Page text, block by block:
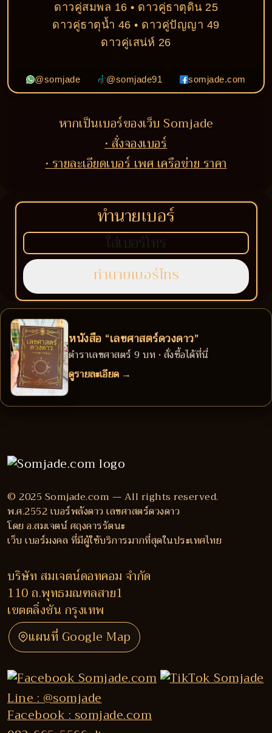
ดาวคู่สมพล 16 • ดาวคู่ธาตุดิน 25
ดาวคู่ธาตุน้ำ 46 • ดาวคู่ปัญญา 49
ดาวคู่เสน่ห์ 26
@somjade @somjade91 somjade.com
หากเป็นเบอร์ของเว็บ Somjade
• สั่งจองเบอร์
• รายละเอียดเบอร์ เพศ เครือข่าย ราคา
ทำนายเบอร์
หนังสือ “เลขศาสตร์ดวงดาว”
ตำราเลขศาสตร์ 9 บท • สั่งซื้อได้ที่นี่
ดูรายละเอียด →
© 2025 Somjade.com — All rights reserved.
พ.ศ.2552 เบอร์พลังดาว เลขศาสตร์ดวงดาว
โดย อ.สมเจตน์ ศฤงคารรัตนะ
เว็บ เบอร์มงคล ที่มีผู้ใช้บริการมากที่สุดในประเทศไทย
บริษัท สมเจตน์ดอทคอม จำกัด
110 ถ.พุทธมณฑลสาย1
เขตตลิ่งชัน กรุงเทพ
แผนที่ Google Map
Line : @somjade
Facebook : somjade.com